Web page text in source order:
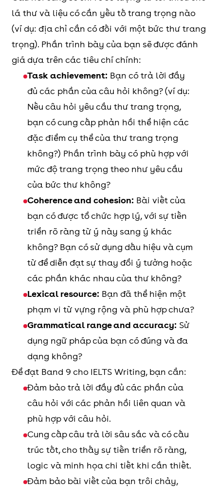
lá thư và liệu có cần yếu tố trang trọng nào
(ví dụ: địa chỉ cần có đối với một bức thư trang
trọng). Phần trình bày của bạn sẽ được đánh
giá dựa trên các tiêu chí chính:
Task achievement: Bạn có trả lời đầy
đủ các phần của câu hỏi không? (ví dụ:
Nếu câu hỏi yêu cầu thư trang trọng,
bạn có cung cấp phản hồi thể hiện các
đặc điểm cụ thể của thư trang trọng
không?) Phần trình bày có phù hợp với
mức độ trang trọng theo như yêu cầu
của bức thư không?
Coherence and cohesion: Bài viết của
bạn có được tổ chức hợp lý, với sự tiến
triển rõ ràng từ ý này sang ý khác
không? Bạn có sử dụng dấu hiệu và cụm
từ để diễn đạt sự thay đổi ý tưởng hoặc
các phần khác nhau của thư không?
Lexical resource: Bạn đã thể hiện một
phạm vi từ vựng rộng và phù hợp chưa?
Grammatical range and accuracy: Sử
dụng ngữ pháp của bạn có đúng và đa
dạng không?
Để đạt Band 9 cho IELTS Writing, bạn cần:
Đảm bảo trả lời đầy đủ các phần của
câu hỏi với các phản hồi liên quan và
phù hợp với câu hỏi.
Cung cấp câu trả lời sâu sắc và có cấu
trúc tốt, cho thấy sự tiến triển rõ ràng,
logic và minh họa chi tiết khi cần thiết.
Đảm bảo bài viết của bạn trôi chảy,